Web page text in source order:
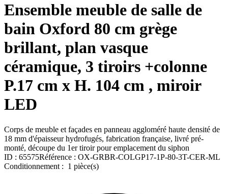
Ensemble meuble de salle de
bain Oxford 80 cm grège
brillant, plan vasque
céramique, 3 tiroirs +colonne
P.17 cm x H. 104 cm , miroir
LED
Corps de meuble et façades en panneau aggloméré haute densité de
18 mm d'épaisseur hydrofugés, fabrication française, livré pré-
monté, découpe du 1er tiroir pour emplacement du siphon
ID : 65575Référence : OX-GRBR-COLGP17-1P-80-3T-CER-ML
Conditionnement : 1 pièce(s)